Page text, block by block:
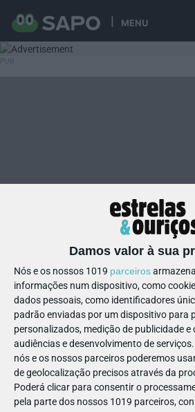
MENU
Damos valor à sua
Nós e os nossos 1019 parceiros
informações num dispositivo, como
dados pessoais, como identificadores
padrão enviadas por um dispositivo para
personalizados, medição de publicidade
audiências e desenvolvimento de serviços.
nós e os nossos parceiros poderemos
de geolocalização precisos através da
Poderá clicar para consentir o
pela parte dos nossos 1019 parceiros,